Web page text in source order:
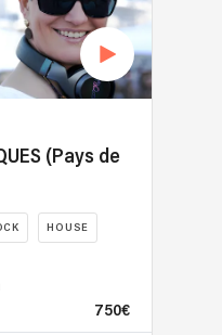
(Pays de
HOUSE
750€